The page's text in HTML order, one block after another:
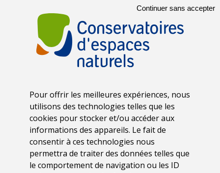
Pour offrir les meilleures expériences, nous
utilisons des technologies telles que les
cookies pour stocker et/ou accéder aux
informations des appareils. Le fait de
consentir à ces technologies nous
permettra de traiter des données telles que
le comportement de navigation ou les ID
Continuer sans accepter
alluviales et ripisylves et leur état
de conservation ?
• Comment évaluer le
fonctionnement écologique de ces
milieux et suivre leur
restauration ?
restaurer les dynamiques
alluviales et les habitats
forestiers ?
• Quels moyens mobiliser pour
réduire les pressions qui
s’exercent sur ces écosystèmes et
atteindre les objectifs du